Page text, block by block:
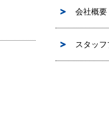
会社概要
スタッ